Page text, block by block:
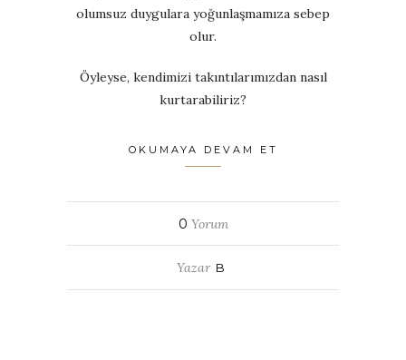
olumsuz duygulara yoğunlaşmamıza sebep
olur.
Öyleyse, kendimizi takıntılarımızdan nasıl
kurtarabiliriz?
OKUMAYA DEVAM ET
0 Yorum
Yazar B